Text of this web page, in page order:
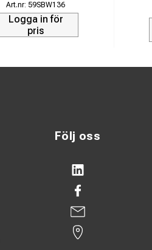
59SBW136
Logga in för
pris
Följ oss